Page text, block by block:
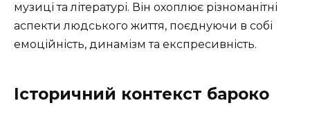
музиці та літературі. Він охоплює різноманітні
аспекти людського життя, поєднуючи в собі
емоційність, динамізм та експресивність.
Історичний контекст бароко